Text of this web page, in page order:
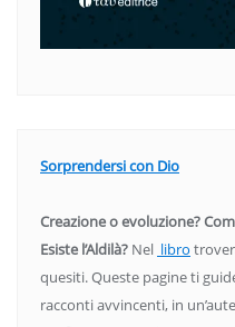
Sorprendersi con Dio
Creazione o evoluzione?
Esiste l’Aldilà? Nel libro
quesiti. Queste pagine ti
racconti avvincenti, in